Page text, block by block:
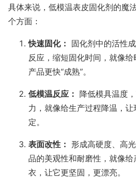
具体来说，低模温表皮固化剂的魔
个方面：
快速固化： 固化剂中的活性
反应，缩短固化时间，就像
产品更快“成熟”。
低模温反应： 降低模具温度
力，就像给生产过程降温，
定。
表面改性： 形成高硬度、高
品的美观性和耐磨性，就像
衣，让它更坚固，更漂亮。